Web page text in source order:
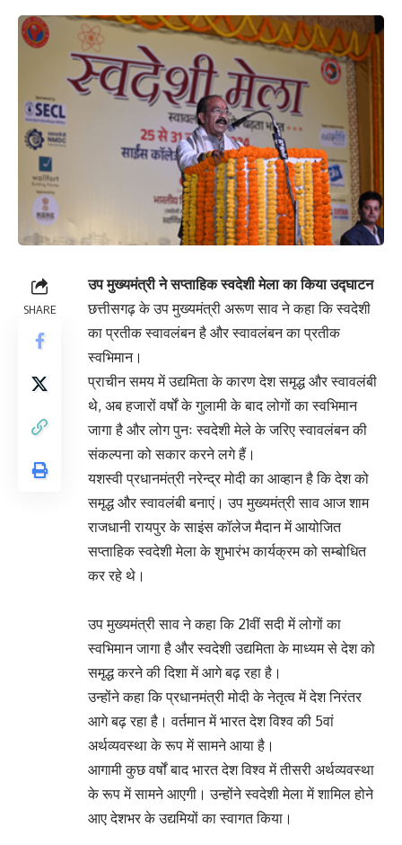
SHARE
उप मुख्यमंत्री ने सप्ताहिक स्वदेशी मेला का किया उद्घाटन
छत्तीसगढ़ के उप मुख्यमंत्री अरूण साव ने कहा कि स्वदेशी
का प्रतीक स्वावलंबन है और स्वावलंबन का प्रतीक
स्वभिमान।
प्राचीन समय में उद्यमिता के कारण देश समृद्ध और स्वावलंबी
थे, अब हजारों वर्षों के गुलामी के बाद लोगों का स्वभिमान
जागा है और लोग पुनः स्वदेशी मेले के जरिए स्वावलंबन की
संकल्पना को सकार करने लगे हैं।
यशस्वी प्रधानमंत्री नरेन्द्र मोदी का आव्हान है कि देश को
समृद्ध और स्वावलंबी बनाएं। उप मुख्यमंत्री साव आज शाम
राजधानी रायपुर के साइंस कॉलेज मैदान में आयोजित
सप्ताहिक स्वदेशी मेला के शुभारंभ कार्यक्रम को सम्बोधित
कर रहे थे।
उप मुख्यमंत्री साव ने कहा कि 21वीं सदी में लोगों का
स्वभिमान जागा है और स्वदेशी उद्यमिता के माध्यम से देश को
समृद्ध करने की दिशा में आगे बढ़ रहा है।
उन्होंने कहा कि प्रधानमंत्री मोदी के नेतृत्व में देश निरंतर
आगे बढ़ रहा है। वर्तमान में भारत देश विश्व की 5वां
अर्थव्यवस्था के रूप में सामने आया है।
आगामी कुछ वर्षों बाद भारत देश विश्व में तीसरी अर्थव्यवस्था
के रूप में सामने आएगी। उन्होंने स्वदेशी मेला में शामिल होने
आए देशभर के उद्यमियों का स्वागत किया।